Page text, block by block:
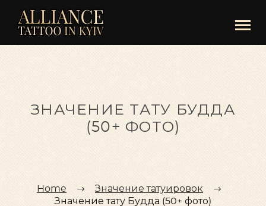
ЗНАЧЕНИЕ ТАТУ БУДДА
(50+ ФОТО)
Home
Значение татуировок
Значение тату Будда (50+ фото)